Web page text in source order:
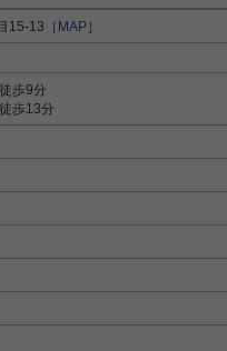
15-13 ［MAP］
歩9分
歩13分